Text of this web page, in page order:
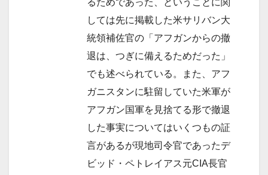
るためであった、ということに関
しては先に掲載した米サリバン大
統領補佐官の「アフガンからの撤
退は、つぎに備えるためだった」
でも述べられている。また、アフ
ガニスタンに駐留していた米軍が
アフガン国軍を見捨てる形で撤退
した事実についてはいくつもの証
言があるが現地司令官であったデ
ビッド・ペトレイアス元CIA長官